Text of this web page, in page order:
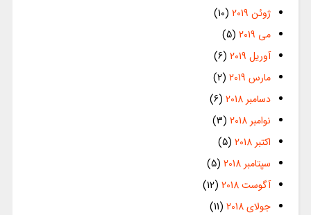
ژوئن 2019
(10)
می 2019
(5)
آوریل 2019
(6)
مارس 2019
(2)
دسامبر 2018
(6)
نوامبر 2018
(3)
اکتبر 2018
(5)
سپتامبر 2018
(5)
آگوست 2018
(12)
جولای 2018
(11)